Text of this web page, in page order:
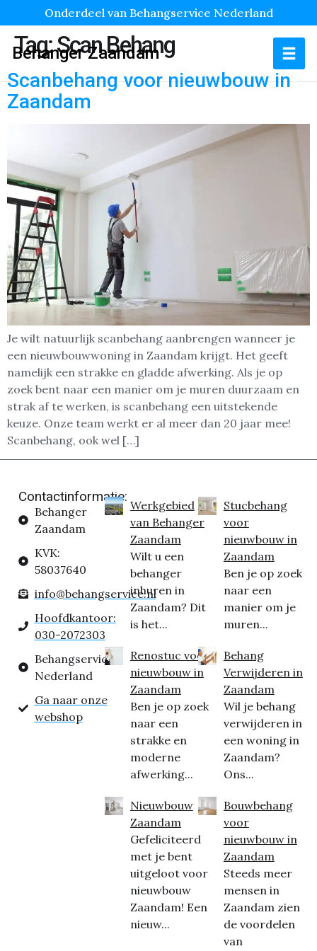
Onderdeel van Behangservice Nederland
Behanger Zaandam
Tag:Scan Behang
Scanbehang voor nieuwbouw in
Zaandam
Je wilt natuurlijk scanbehang aanbrengen wanneer je
een nieuwbouwwoning in Zaandam krijgt. Het geeft
namelijk een strakke en gladde afwerking. Als je op
zoek bent naar een manier om je muren duurzaam en
strak af te werken, is scanbehang een uitstekende
keuze. Onze team werkt er al meer dan 20 jaar mee!
Scanbehang, ook wel […]
Contactinformatie:
Behanger
Zaandam
KVK:
58037640
info@behangservice.nl
Hoofdkantoor:
030-2072303
Behangservice
Nederland
Ga naar onze
webshop
Werkgebied
van Behanger
Zaandam
Wilt u een
behanger
inhuren in
Zaandam? Dit
is het...
Renostuc voor
nieuwbouw in
Zaandam
Ben je op zoek
naar een
strakke en
moderne
afwerking...
Nieuwbouw
Zaandam
Gefeliciteerd
met je bent
uitgeloot voor
nieuwbouw
Zaandam! Een
nieuw...
Stucbehang
voor
nieuwbouw in
Zaandam
Ben je op zoek
naar een
manier om je
muren...
Behang
Verwijderen in
Zaandam
Wil je behang
verwijderen in
een woning in
Zaandam?
Ons...
Bouwbehang
voor
nieuwbouw in
Zaandam
Steeds meer
mensen in
Zaandam zien
de voordelen
van